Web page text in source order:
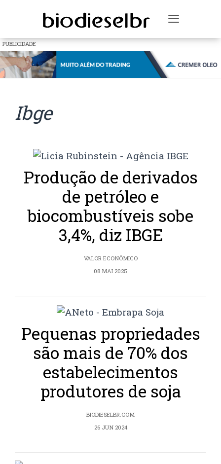
Toggle
PUBLICIDADE
Ibge
Produção de derivados
de petróleo e
biocombustíveis sobe
3,4%, diz IBGE
VALOR ECONÔMICO
08 MAI 2025
Pequenas propriedades
são mais de 70% dos
estabelecimentos
produtores de soja
BIODIESELBR.COM
26 JUN 2024